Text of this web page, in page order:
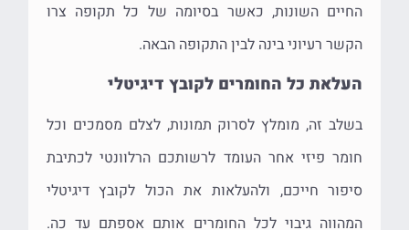
החיים השונות, כאשר בסיומה של כל תקופה צרו
הקשר רעיוני בינה לבין התקופה הבאה.
העלאת כל החומרים לקובץ דיגיטלי
בשלב זה, מומלץ לסרוק תמונות, לצלם מסמכים וכל
חומר פיזי אחר העומד לרשותכם הרלוונטי לכתיבת
סיפור חייכם, ולהעלאות את הכול לקובץ דיגיטלי
המהווה גיבוי לכל החומרים אותם אספתם עד כה.